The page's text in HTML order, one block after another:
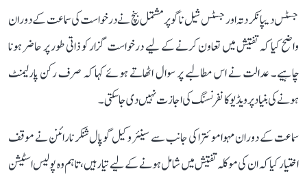
جسٹس دیپانکر دتہ اور جسٹس شیل ناگو پر مشتمل بنچ نے درخواست کی سماعت کے دوران
واضح کیا کہ تفتیش میں تعاون کرنے کے لیے درخواست گزار کو ذاتی طور پر حاضر ہونا
چاہیے۔ عدالت نے اس مطالبے پر سوال اٹھاتے ہوئے کہا کہ صرف رکن پارلیمنٹ
ہونے کی بنیاد پر ویڈیو کانفرنسنگ کی اجازت نہیں دی جا سکتی۔
سماعت کے دوران مہوا موئترا کی جانب سے سینئر وکیل گوپال شنکر نارائنن نے موقف
اختیار کیا کہ ان کی موکلہ تفتیش میں شامل ہونے کے لیے تیار ہیں، تاہم وہ پولیس اسٹیشن